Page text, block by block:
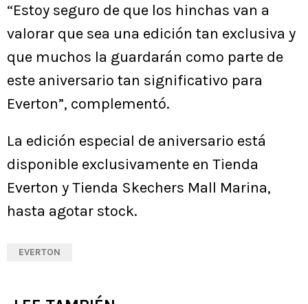
“Estoy seguro de que los hinchas van a
valorar que sea una edición tan exclusiva y
que muchos la guardarán como parte de
este aniversario tan significativo para
Everton”, complementó.
La edición especial de aniversario está
disponible exclusivamente en Tienda
Everton y Tienda Skechers Mall Marina,
hasta agotar stock.
EVERTON